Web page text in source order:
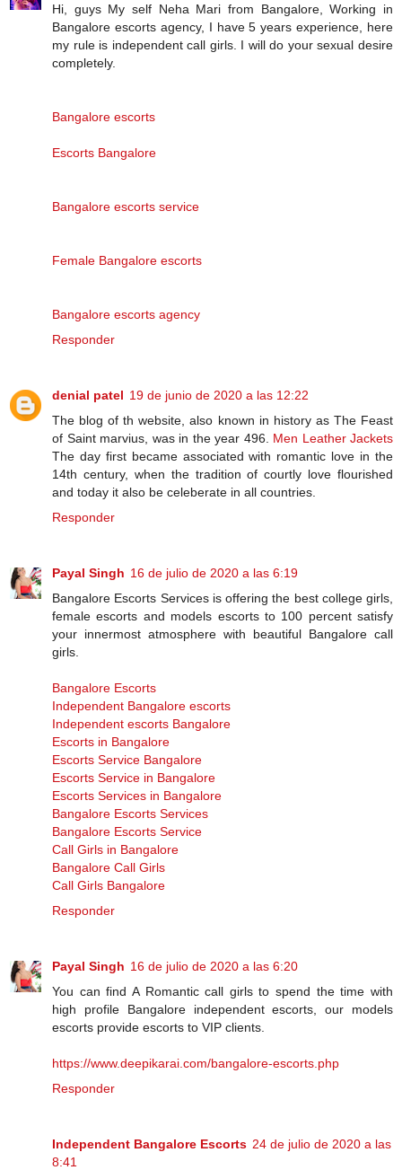
Hi, guys My self Neha Mari from Bangalore, Working in
Bangalore escorts agency, I have 5 years experience, here
my rule is independent call girls. I will do your sexual desire
completely.
Bangalore escorts
Escorts Bangalore
Bangalore escorts service
Female Bangalore escorts
Bangalore escorts agency
Responder
denial patel 19 de junio de 2020 a las 12:22
The blog of th website, also known in history as The Feast
of Saint marvius, was in the year 496. Men Leather Jackets
The day first became associated with romantic love in the
14th century, when the tradition of courtly love flourished
and today it also be celeberate in all countries.
Responder
Payal Singh 16 de julio de 2020 a las 6:19
Bangalore Escorts Services is offering the best college girls,
female escorts and models escorts to 100 percent satisfy
your innermost atmosphere with beautiful Bangalore call
girls.
Bangalore Escorts
Independent Bangalore escorts
Independent escorts Bangalore
Escorts in Bangalore
Escorts Service Bangalore
Escorts Service in Bangalore
Escorts Services in Bangalore
Bangalore Escorts Services
Bangalore Escorts Service
Call Girls in Bangalore
Bangalore Call Girls
Call Girls Bangalore
Responder
Payal Singh 16 de julio de 2020 a las 6:20
You can find A Romantic call girls to spend the time with
high profile Bangalore independent escorts, our models
escorts provide escorts to VIP clients.
https://www.deepikarai.com/bangalore-escorts.php
Responder
Independent Bangalore Escorts 24 de julio de 2020 a las
8:41